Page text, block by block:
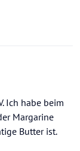
Ich habe beim
Margarine
Butter ist.